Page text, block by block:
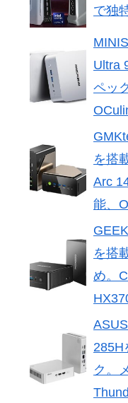
で独
Ultra
ペッ
を搭
Arc
能、
を搭
め。
285H
ク。